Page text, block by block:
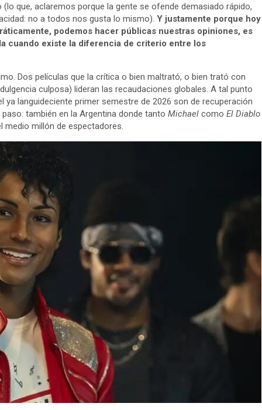
que, aclaremos porque la gente se ofende demasiado rápido,
no a todos nos gusta lo mismo). Y justamente porque hoy
podemos hacer públicas nuestras opiniones, es
cuando existe la diferencia de criterio entre los
Dos películas que la crítica o bien maltrató, o bien trató con
culposa) lideran las recaudaciones globales. A tal punto
ya languideciente primer semestre de 2026 son de recuperación
también en la Argentina donde tanto Michael como El Diablo
medio millón de espectadores.